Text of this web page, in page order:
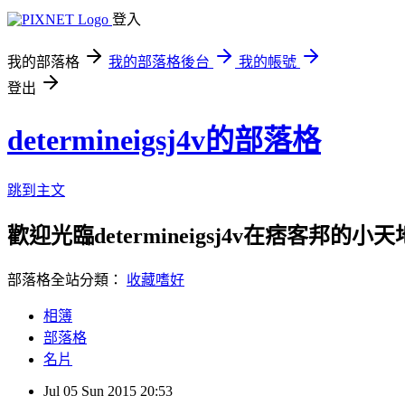
登入
我的部落格 我的部落格後台
我的帳號
登出
determineigsj4v的部落格
跳到主文
歡迎光臨determineigsj4v在痞客邦的小天
部落格全站分類： 收藏嗜好
相簿
部落格
名片
Jul 05 Sun 2015 20:53